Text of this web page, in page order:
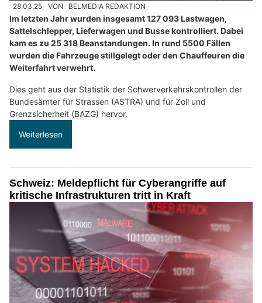
28.03.25 VON BELMEDIA REDAKTION
Im letzten Jahr wurden insgesamt 127 093 Lastwagen,
Sattelschlepper, Lieferwagen und Busse kontrolliert. Dabei
kam es zu 25 318 Beanstandungen. In rund 5500 Fällen
wurden die Fahrzeuge stillgelegt oder den Chauffeuren die
Weiterfahrt verwehrt.
Dies geht aus der Statistik der Schwerverkehrskontrollen der
Bundesämter für Strassen (ASTRA) und für Zoll und
Grenzsicherheit (BAZG) hervor.
Weiterlesen
Schweiz: Meldepflicht für Cyberangriffe auf
kritische Infrastrukturen tritt in Kraft